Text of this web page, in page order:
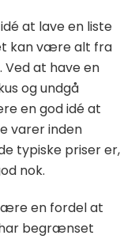
at lave en liste
kan være alt fra
Ved at have en
og undgå
en god idé at
varer inden
typiske priser er,
nok.
en fordel at
begrænset